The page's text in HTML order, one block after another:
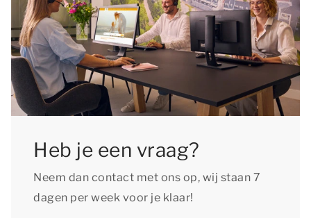
huisdierentoeslag te voldoen.
Heb je een vraag?
Neem dan contact met ons op, wij staan 7
dagen per week voor je klaar!